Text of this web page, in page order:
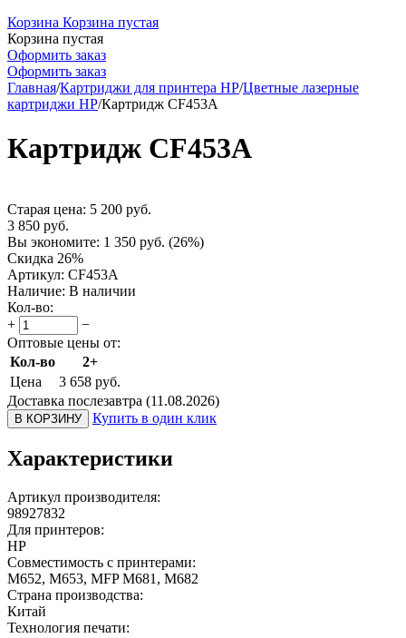
Корзина Корзина пустая
Корзина пустая
Оформить заказ
Оформить заказ
Главная/Картриджи для принтера HP/Цветные лазерные
картриджи HP/Картридж CF453A
Картридж CF453A
Старая цена: 5 200 руб.
3 850 руб.
Вы экономите: 1 350 руб. (26%)
Скидка 26%
Артикул: CF453A
Наличие: В наличии
Кол-во:
+
−
Оптовые цены от:
Кол-во
2+
Цена
3 658 руб.
Доставка послезавтра (11.08.2026)
В КОРЗИНУ Купить в один клик
Характеристики
Артикул производителя:
98927832
Для принтеров:
HP
Совместимость с принтерами:
M652, M653, MFP M681, M682
Страна производства:
Китай
Технология печати: